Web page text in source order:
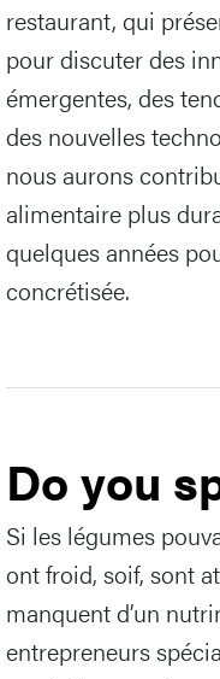
restaurant, qui
pour discuter des
émergentes, des
des nouvelles
nous aurons
alimentaire plus
quelques années
concrétisée.
Do you
Si les légumes
ont froid, soif, sont
manquent d’un
entrepreneurs